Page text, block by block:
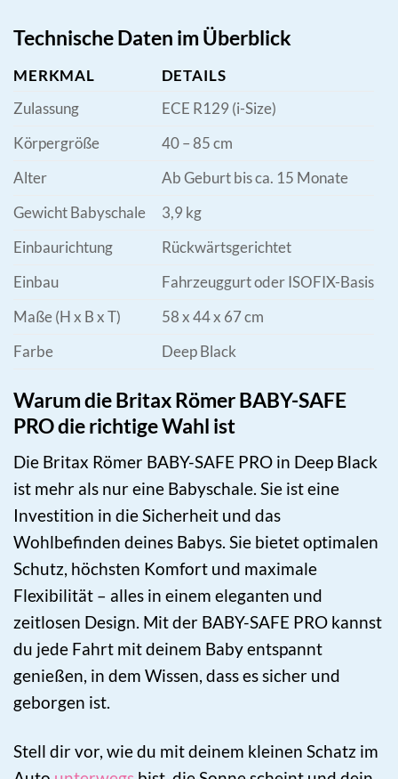
Technische Daten im Überblick
MERKMAL
DETAILS
Zulassung
ECE R129 (i-Size)
Körpergröße
40 – 85 cm
Alter
Ab Geburt bis ca. 15 Monate
Gewicht Babyschale
3,9 kg
Einbaurichtung
Rückwärtsgerichtet
Einbau
Fahrzeuggurt oder ISOFIX-Basis
Maße (H x B x T)
58 x 44 x 67 cm
Farbe
Deep Black
Warum die Britax Römer BABY-SAFE
PRO die richtige Wahl ist
Die Britax Römer BABY-SAFE PRO in Deep Black
ist mehr als nur eine Babyschale. Sie ist eine
Investition in die Sicherheit und das
Wohlbefinden deines Babys. Sie bietet optimalen
Schutz, höchsten Komfort und maximale
Flexibilität – alles in einem eleganten und
zeitlosen Design. Mit der BABY-SAFE PRO kannst
du jede Fahrt mit deinem Baby entspannt
genießen, in dem Wissen, dass es sicher und
geborgen ist.
Stell dir vor, wie du mit deinem kleinen Schatz im